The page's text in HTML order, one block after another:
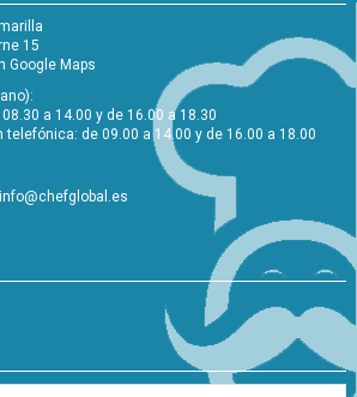
15
Google Maps
a 14.00 y de 16.00 a 18.30
telefónica: de 09.00 a 14.00 y de 16.00 a 18.00
info@chefglobal.es